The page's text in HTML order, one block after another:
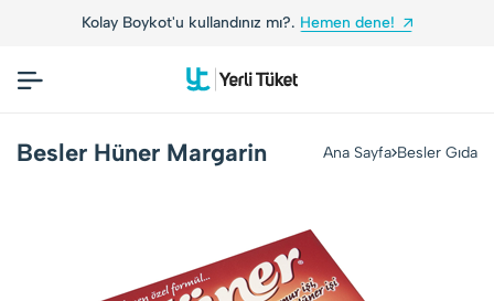
Kolay Boykot'u kullandınız mı?. Hemen dene!
Besler Hüner Margarin Ana Sayfa Besler Gıda